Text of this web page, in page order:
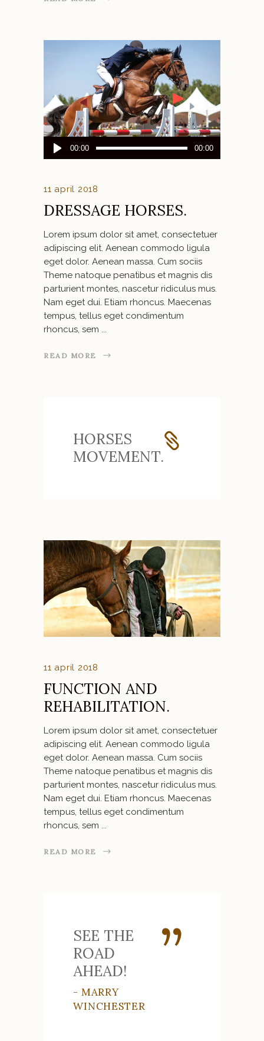
Audiospeler
00:00 00:00
11 april 2018
DRESSAGE HORSES.
Lorem ipsum dolor sit amet, consectetuer
adipiscing elit. Aenean commodo ligula
eget dolor. Aenean massa. Cum sociis
Theme natoque penatibus et magnis dis
parturient montes, nascetur ridiculus mus.
Nam eget dui. Etiam rhoncus. Maecenas
tempus, tellus eget condimentum
rhoncus, sem
READ MORE
HORSES
MOVEMENT.
11 april 2018
FUNCTION AND
REHABILITATION.
Lorem ipsum dolor sit amet, consectetuer
adipiscing elit. Aenean commodo ligula
eget dolor. Aenean massa. Cum sociis
Theme natoque penatibus et magnis dis
parturient montes, nascetur ridiculus mus.
Nam eget dui. Etiam rhoncus. Maecenas
tempus, tellus eget condimentum
rhoncus, sem
READ MORE
SEE THE
ROAD
AHEAD!
- MARRY
WINCHESTER